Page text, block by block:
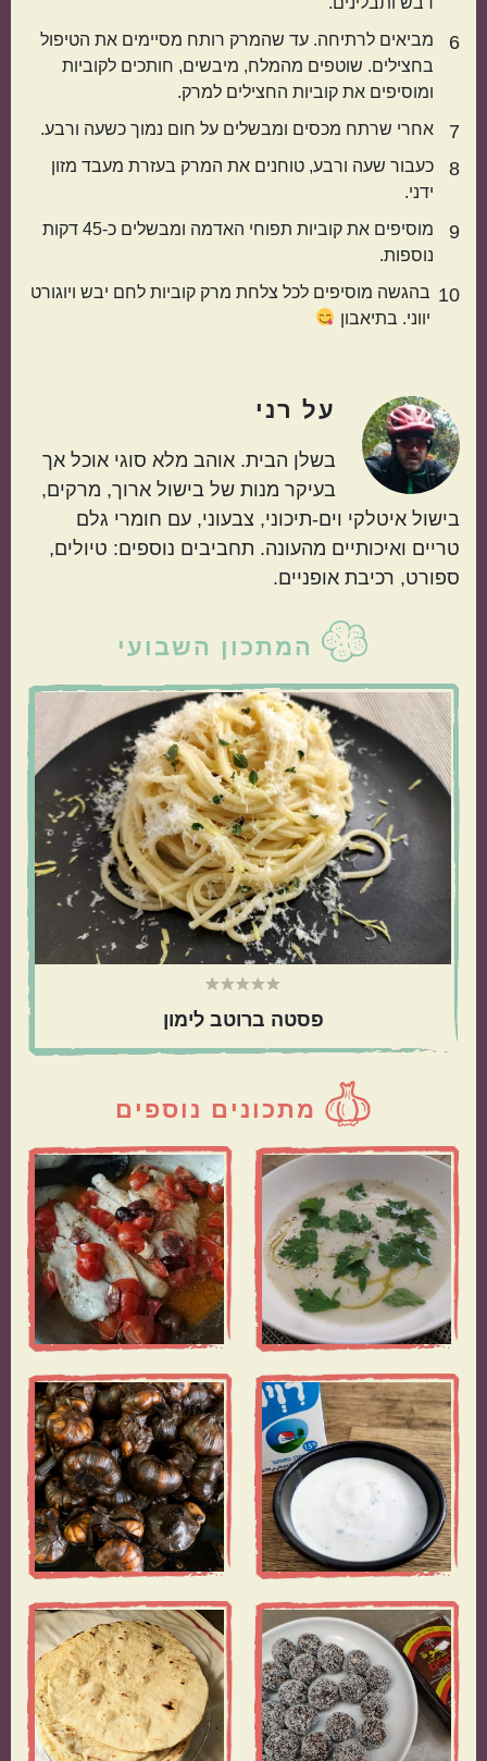
6
מביאים לרתיחה. עד שהמרק רותח מסיימים את הטיפול
בחצילים. שוטפים מהמלח, מיבשים, חותכים לקוביות
ומוסיפים את קוביות החצילים למרק.
7 אחרי שרתח מכסים ומבשלים על חום נמוך כשעה ורבע.
8
כעבור שעה ורבע, טוחנים את המרק בעזרת מעבד מזון
ידני.
9
מוסיפים את קוביות תפוחי האדמה ומבשלים כ-45 דקות
נוספות.
10 בהגשה מוסיפים לכל צלחת מרק קוביות לחם יבש ויוגורט
יווני. בתיאבון
על רני
בשלן הבית. אוהב מלא סוגי אוכל אך
בעיקר מנות של בישול ארוך, מרקים,
בישול איטלקי וים-תיכוני, צבעוני, עם חומרי גלם
טריים ואיכותיים מהעונה. תחביבים נוספים: טיולים,
ספורט, רכיבת אופניים.
צדדי
ראשי
המתכון השבועי
פסטה ברוטב לימון
מתכונים נוספים
קטגוריות נוספות
מנות קלות להכנה בתקציב נמוך
מנות שמוכנות מהר